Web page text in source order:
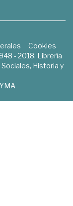
Cookies
- 2018. Librería
Historia y